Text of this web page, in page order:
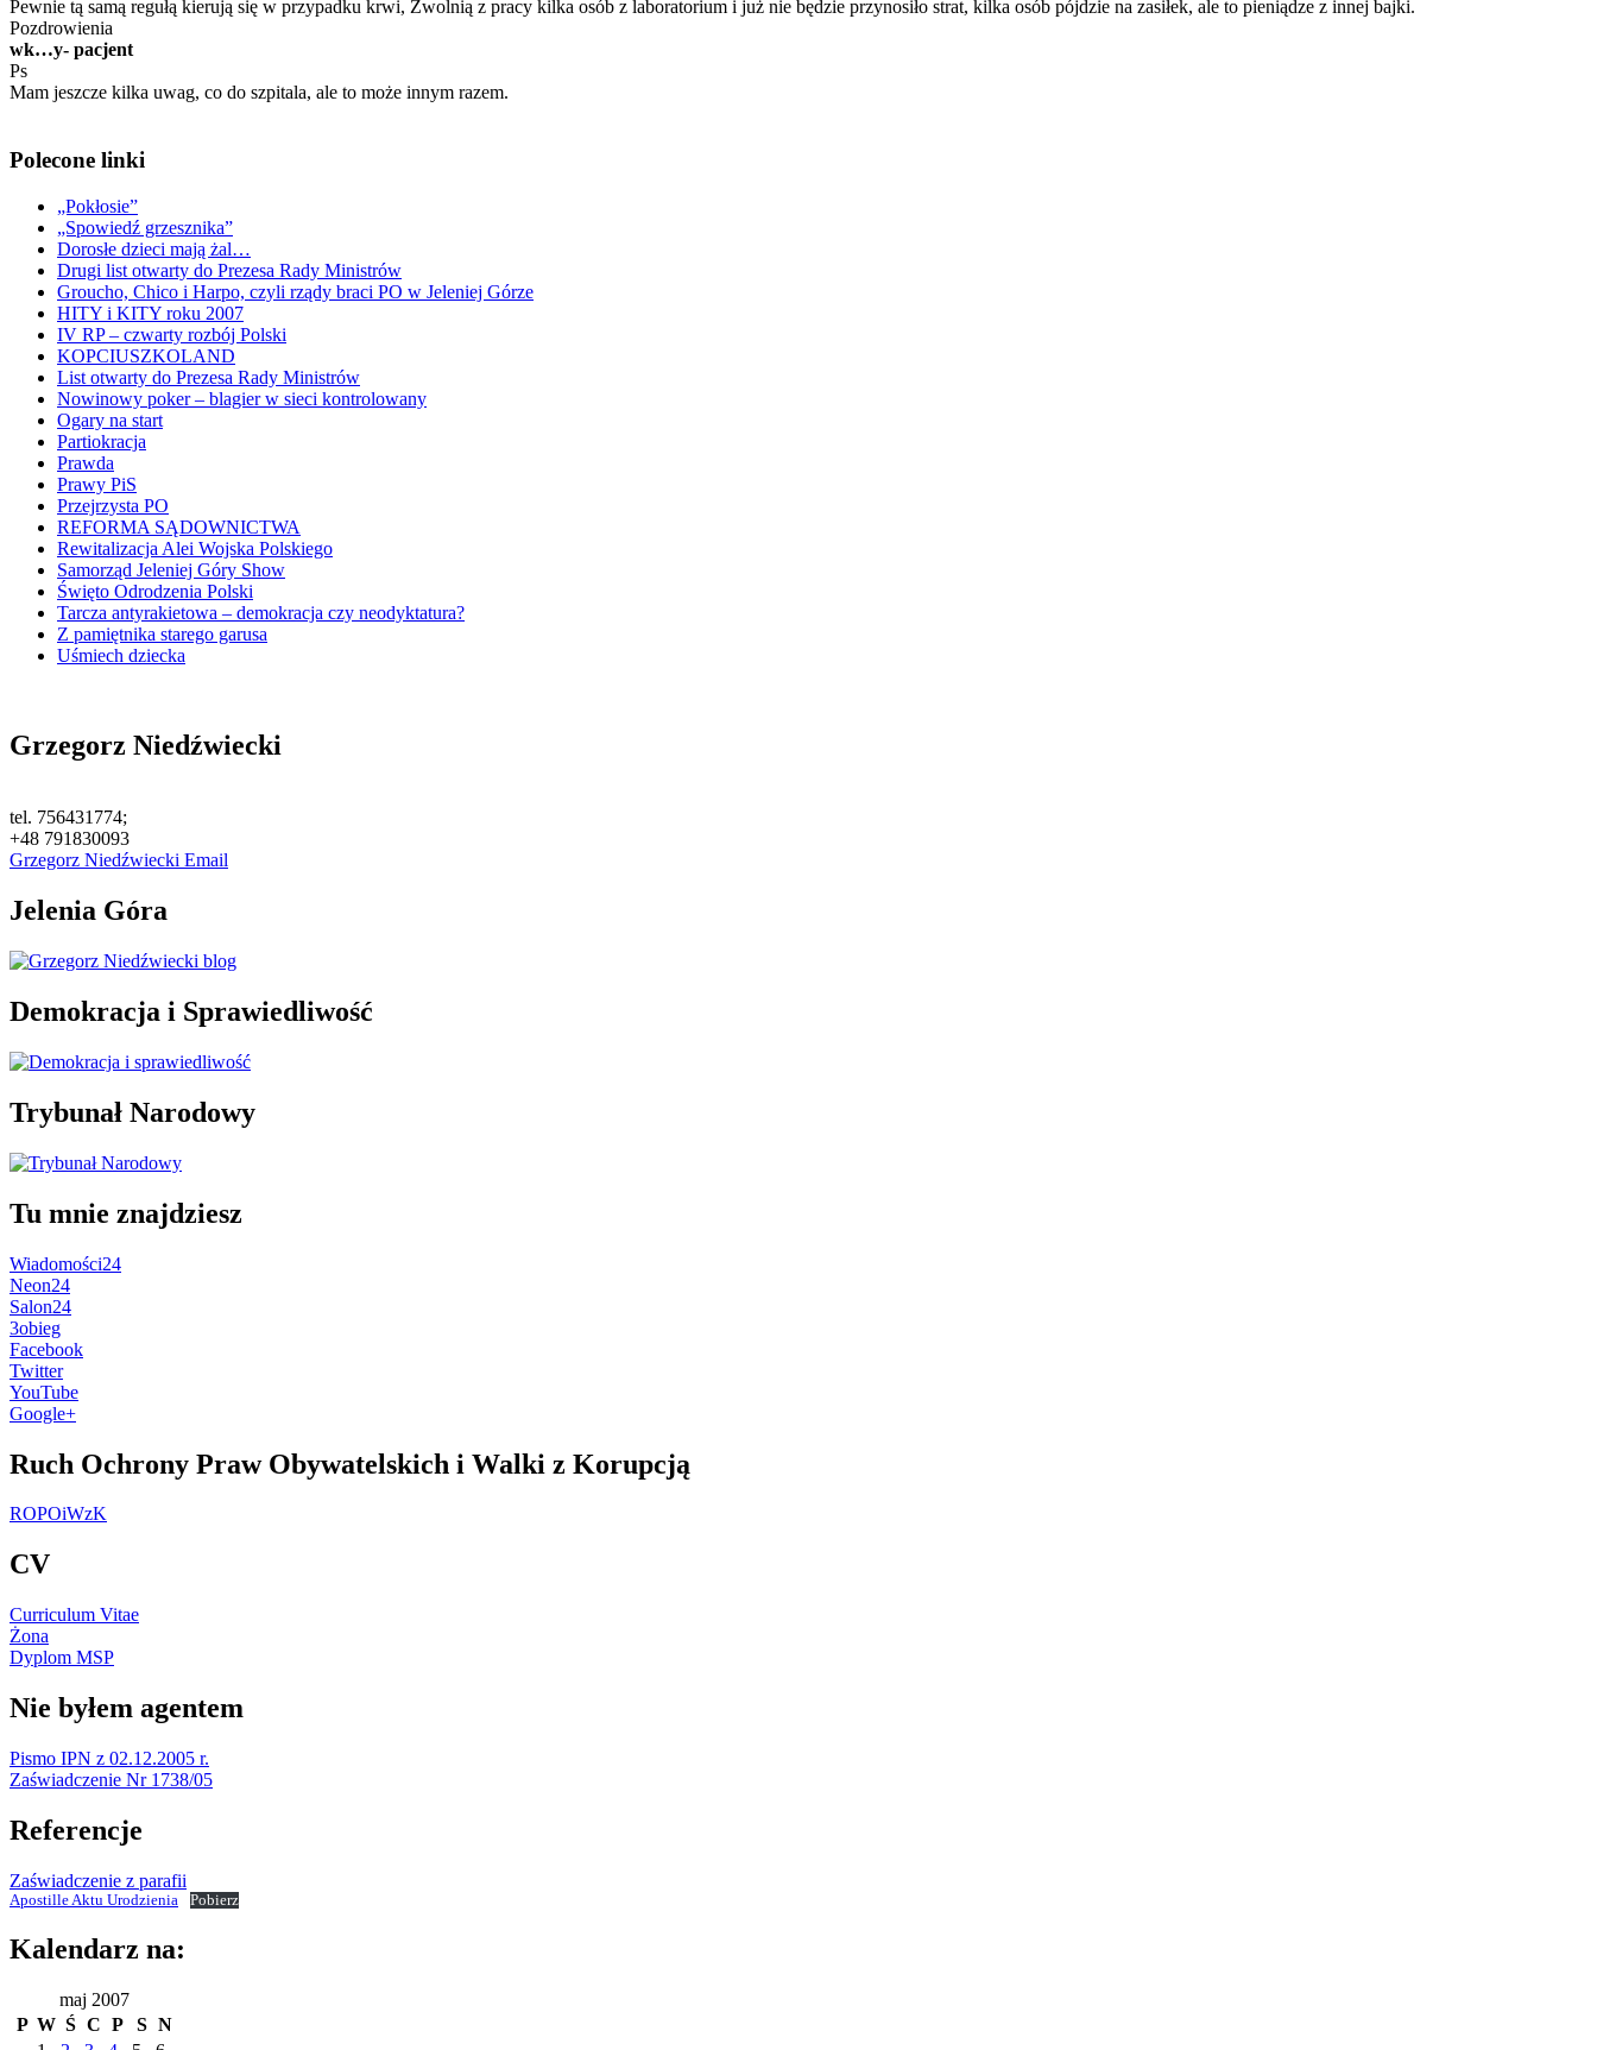
Pewnie tą samą regułą kierują się w przypadku krwi, Zwolnią z pracy kilka osób z laboratorium i już nie będzie przynosiło strat, kilka osób pójdzie na zasiłek, ale to pieniądze z innej bajki.
Pozdrowienia
wk…y- pacjent
Ps
Mam jeszcze kilka uwag, co do szpitala, ale to może innym razem.
Polecone linki
„Pokłosie”
„Spowiedź grzesznika”
Dorosłe dzieci mają żal…
Drugi list otwarty do Prezesa Rady Ministrów
Groucho, Chico i Harpo, czyli rządy braci PO w Jeleniej Górze
HITY i KITY roku 2007
IV RP – czwarty rozbój Polski
KOPCIUSZKOLAND
List otwarty do Prezesa Rady Ministrów
Nowinowy poker – blagier w sieci kontrolowany
Ogary na start
Partiokracja
Prawda
Prawy PiS
Przejrzysta PO
REFORMA SĄDOWNICTWA
Rewitalizacja Alei Wojska Polskiego
Samorząd Jeleniej Góry Show
Święto Odrodzenia Polski
Tarcza antyrakietowa – demokracja czy neodyktatura?
Z pamiętnika starego garusa
Uśmiech dziecka
Grzegorz Niedźwiecki
tel. 756431774;
+48 791830093
Grzegorz Niedźwiecki Email
Jelenia Góra
Demokracja i Sprawiedliwość
Trybunał Narodowy
Tu mnie znajdziesz
Wiadomości24
Neon24
Salon24
3obieg
Facebook
Twitter
YouTube
Google+
Ruch Ochrony Praw Obywatelskich i Walki z Korupcją
ROPOiWzK
CV
Curriculum Vitae
Żona
Dyplom MSP
Nie byłem agentem
Pismo IPN z 02.12.2005 r.
Zaświadczenie Nr 1738/05
Referencje
Zaświadczenie z parafii
Apostille Aktu Urodzienia Pobierz
Kalendarz na:
maj 2007
P W Ś C P S N